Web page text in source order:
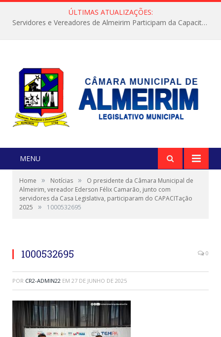
ÚLTIMAS ATUALIZAÇÕES:
Servidores e Vereadores de Almeirim Participam da Capacitação “Orientar é a Nossa Missão”
MENU
Home » Notícias »
O presidente da Câmara Municipal de
Almeirim, vereador Ederson Félix Camarão, junto com
servidores da Casa Legislativa, participaram do CAPACITação
2025
» 1000532695
1000532695 0
POR CR2-ADMIN22 EM 27 DE JUNHO DE 2025